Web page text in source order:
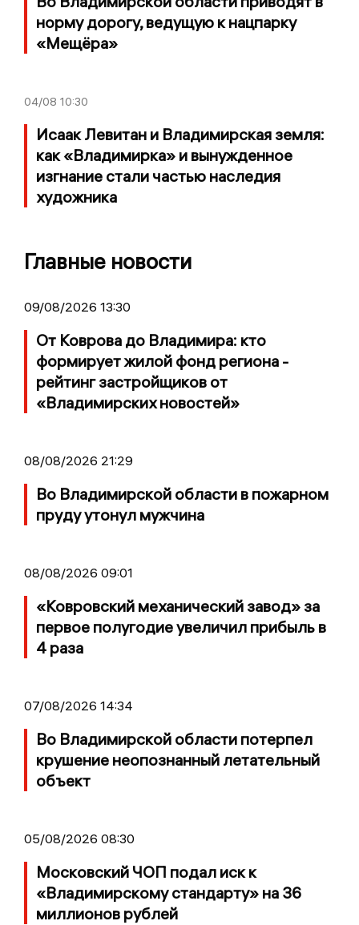
норму дорогу, ведущую к нацпарку
«Мещёра»
04/08 10:30
Исаак Левитан и Владимирская земля:
как «Владимирка» и вынужденное
изгнание стали частью наследия
художника
Главные новости
09/08/2026 13:30
От Коврова до Владимира: кто
формирует жилой фонд региона -
рейтинг застройщиков от
«Владимирских новостей»
08/08/2026 21:29
Во Владимирской области в пожарном
пруду утонул мужчина
08/08/2026 09:01
«Ковровский механический завод» за
первое полугодие увеличил прибыль в
4 раза
07/08/2026 14:34
Во Владимирской области потерпел
крушение неопознанный летательный
объект
05/08/2026 08:30
Московский ЧОП подал иск к
«Владимирскому стандарту» на 36
миллионов рублей